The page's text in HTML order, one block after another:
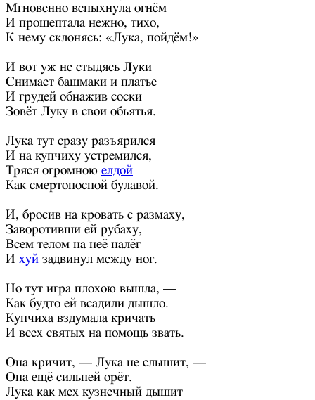
Мгновенно вспыхнула огнём
И прошептала нежно, тихо,
К нему склонясь: «Лука, пойдём!»
И вот уж не стыдясь Луки
Снимает башмаки и платье
И грудей обнажив соски
Зовёт Луку в свои обьятья.
Лука тут сразу разъярился
И на купчиху устремился,
Тряся огромною елдой
Как смертоносной булавой.
И, бросив на кровать с размаху,
Заворотивши ей рубаху,
Всем телом на неё налёг
И хуй задвинул между ног.
Но тут игра плохою вышла, —
Как будто ей всадили дышло.
Купчиха вздумала кричать
И всех святых на помощь звать.
Она кричит, — Лука не слышит, —
Она ещё сильней орёт.
Лука как мех кузнечный дышит